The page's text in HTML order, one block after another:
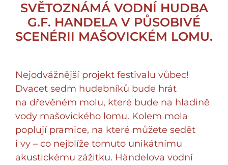
SVĚTOZNÁMÁ VODNÍ HUDBA
G.F. HANDELA V PŮSOBIVÉ
SCENÉRII MAŠOVICKÉM LOMU.
Nejodvážnější projekt festivalu vůbec!
Dvacet sedm hudebníků bude hrát
na dřevěném molu, které bude na hladině
vody mašovického lomu. Kolem mola
poplují pramice, na které můžete sedět
i vy – co nejblíže tomuto unikátnímu
akustickému zážitku. Händelova vodní